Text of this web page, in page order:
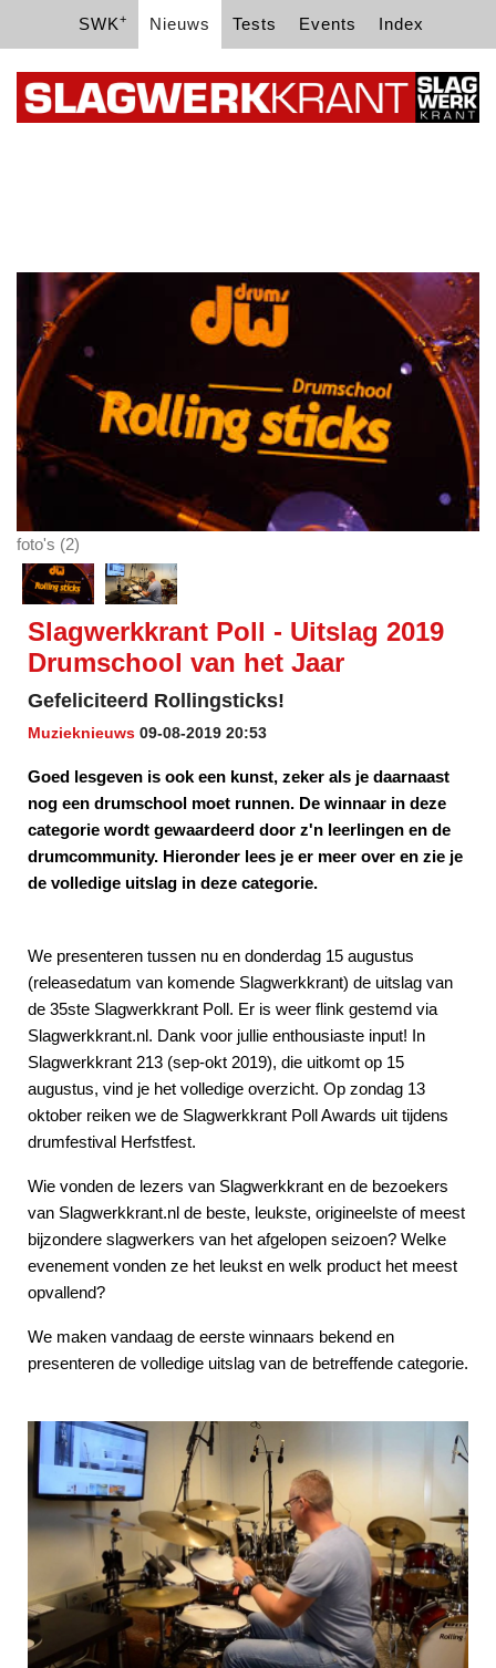
SWK+ Nieuws Tests Events Index
foto's (2)
Slagwerkkrant Poll - Uitslag 2019
Drumschool van het Jaar
Gefeliciteerd Rollingsticks!
Muzieknieuws 09-08-2019 20:53
Goed lesgeven is ook een kunst, zeker als je daarnaast
nog een drumschool moet runnen. De winnaar in deze
categorie wordt gewaardeerd door z'n leerlingen en de
drumcommunity. Hieronder lees je er meer over en zie je
de volledige uitslag in deze categorie.
We presenteren tussen nu en donderdag 15 augustus
(releasedatum van komende Slagwerkkrant) de uitslag van
de 35ste Slagwerkkrant Poll. Er is weer flink gestemd via
Slagwerkkrant.nl. Dank voor jullie enthousiaste input! In
Slagwerkkrant 213 (sep-okt 2019), die uitkomt op 15
augustus, vind je het volledige overzicht. Op zondag 13
oktober reiken we de Slagwerkkrant Poll Awards uit tijdens
drumfestival Herfstfest.
Wie vonden de lezers van Slagwerkkrant en de bezoekers
van Slagwerkkrant.nl de beste, leukste, origineelste of meest
bijzondere slagwerkers van het afgelopen seizoen? Welke
evenement vonden ze het leukst en welk product het meest
opvallend?
We maken vandaag de eerste winnaars bekend en
presenteren de volledige uitslag van de betreffende categorie.